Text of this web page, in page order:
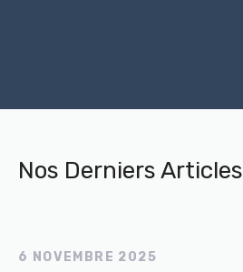
Nos Derniers Articles
6 NOVEMBRE 2025